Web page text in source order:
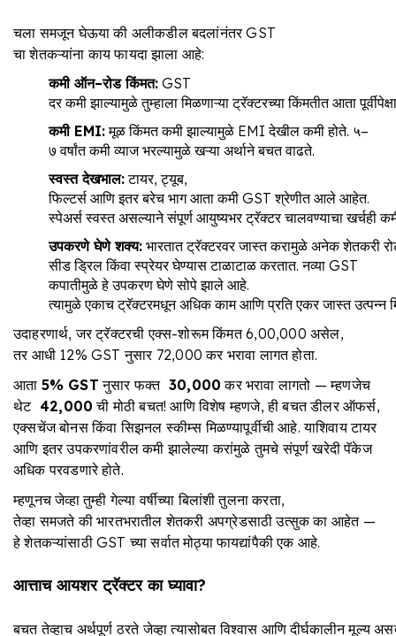
चला समजून घेऊया की अलीकडील बदलांनंतर GST
चा शेतकऱ्यांना काय फायदा झाला आहे:
कमी ऑन–रोड किंमत: GST
दर कमी झाल्यामुळे तुम्हाला मिळणाऱ्या ट्रॅक्टरच्या किंमतीत आता
कमीEMI:मूळ किंमत कमी झाल्यामुळे EMI देखील कमी होते. ५–
७ वर्षांत कमी व्याज भरल्यामुळे खऱ्या अर्थाने बचत वाढते.
स्वस्त देखभाल:टायर, ट्यूब,
फिल्टर्स आणि इतर बरेच भाग आता कमी GST श्रेणीत आले आहेत.
स्पेअर्स स्वस्त असल्याने संपूर्ण आयुष्यभर ट्रॅक्टर चालवण्याचा खर्चही
उपकरणे घेणे शक्य: भारतात ट्रॅक्टरवर जास्त करामुळे अनेक शेतकरी
सीड ड्रिल किंवा स्प्रेयर घेण्यास टाळाटाळ करतात. नव्या GST
कपातीमुळे हे उपकरण घेणे सोपे झाले आहे.
त्यामुळे एकाच ट्रॅक्टरमधून अधिक काम आणि प्रति एकर जास्त उत्पन्न
उदाहरणार्थ, जर ट्रॅक्टरची एक्स-शोरूम किंमत ₹6,00,000 असेल,
तर आधी 12% GST नुसार ₹72,000 कर भरावा लागत होता.
आता 5% GST नुसार फक्त ₹ 30,000 कर भरावा लागतो — म्हणजेच
थेट ₹ 42,000 ची मोठी बचत! आणि विशेष म्हणजे, ही बचत डीलर ऑफर्स,
एक्सचेंज बोनस किंवा सिझनल स्कीम्स मिळण्यापूर्वीची आहे. याशिवाय टायर
आणि इतर उपकरणांवरील कमी झालेल्या करांमुळे तुमचे संपूर्ण खरेदी पॅकेज
अधिक परवडणारे होते.
म्हणूनच जेव्हा तुम्ही गेल्या वर्षीच्या बिलांशी तुलना करता,
तेव्हा समजते की भारतभरातील शेतकरी अपग्रेडसाठी उत्सुक का आहेत —
हे शेतकऱ्यांसाठी GST च्या सर्वात मोठ्या फायद्यांपैकी एक आहे.
आत्ताच आयशर ट्रॅक्टर का घ्यावा?
बचत तेव्हाच अर्थपूर्ण ठरते जेव्हा त्यासोबत विश्वास आणि दीर्घकालीन मूल्य